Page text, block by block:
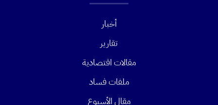
أخبار
تقارير
مقالات اقتصادية
ملفات فساد
مقال الأسبوع